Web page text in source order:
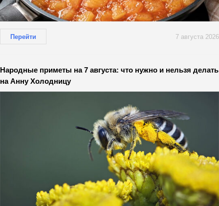
Перейти 7 августа 2026
Народные приметы на 7 августа: что нужно и нельзя делать
на Анну Холодницу